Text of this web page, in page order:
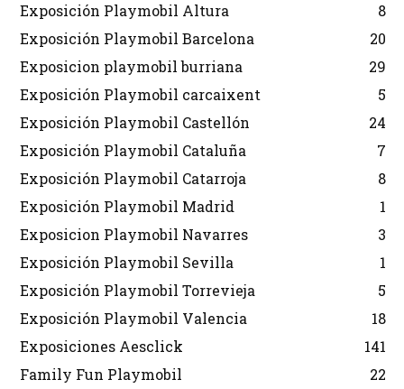
Exposición Playmobil Altura
8
Exposición Playmobil Barcelona
20
Exposicion playmobil burriana
29
Exposición Playmobil carcaixent
5
Exposición Playmobil Castellón
24
Exposición Playmobil Cataluña
7
Exposición Playmobil Catarroja
8
Exposición Playmobil Madrid
1
Exposicion Playmobil Navarres
3
Exposición Playmobil Sevilla
1
Exposición Playmobil Torrevieja
5
Exposición Playmobil Valencia
18
Exposiciones Aesclick
141
Family Fun Playmobil
22